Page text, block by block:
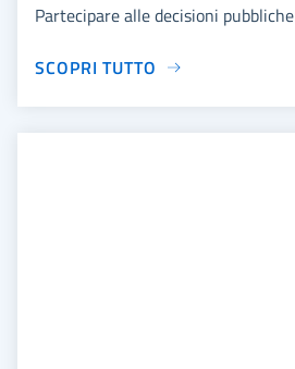
Partecipare alle decisioni pubbliche
SCOPRI TUTTO